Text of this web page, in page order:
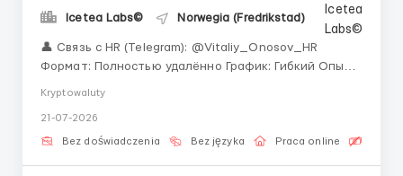
Icetea Labs© Norwegia (Fredrikstad)
👤 Связь с HR (Telegram): @Vitaliy_Onosov_HR
Формат: Полностью удалённо График: Гибкий Опыт:
Безупречная математика и строгий контроль
процессов — основа нашего бизнеса, благодаря к...
Kryptowaluty
21-07-2026
Bez doświadczenia Bez języka Praca online